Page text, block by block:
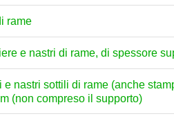
rame
e nastri di rame, di spessore
e nastri sottili di rame (anche
(non compreso il supporto)